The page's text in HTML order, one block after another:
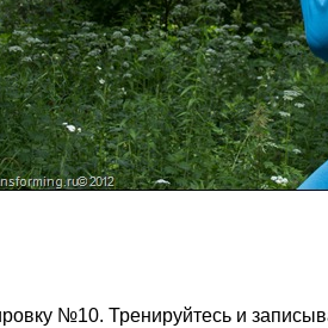
№10. Тренируйтесь и